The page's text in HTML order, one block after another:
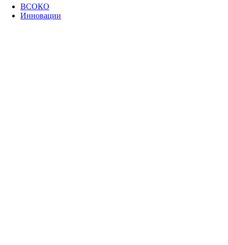
ВСОКО
Инновации